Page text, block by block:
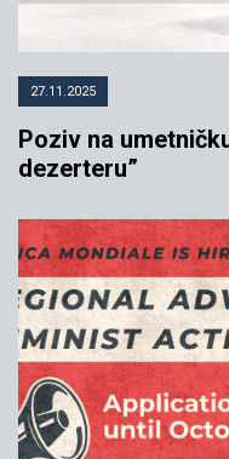
27.11.2025
Poziv na
dezerteru”